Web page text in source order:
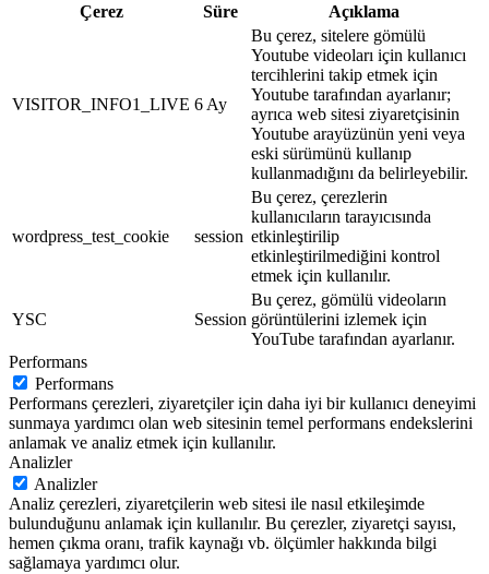
Çerez
Süre Açıklama
VISITOR_INFO1_LIVE 6 Ay
Bu çerez, sitelere gömülü
Youtube videoları için kullanıcı
tercihlerini takip etmek için
Youtube tarafından ayarlanır;
ayrıca web sitesi ziyaretçisinin
Youtube arayüzünün yeni veya
eski sürümünü kullanıp
kullanmadığını da belirleyebilir.
wordpress_test_cookie session
Bu çerez, çerezlerin
kullanıcıların tarayıcısında
etkinleştirilip
etkinleştirilmediğini kontrol
etmek için kullanılır.
YSC Session
Bu çerez, gömülü videoların
görüntülerini izlemek için
YouTube tarafından ayarlanır.
Performans
Performans
Performans çerezleri, ziyaretçiler için daha iyi bir kullanıcı deneyimi
sunmaya yardımcı olan web sitesinin temel performans endekslerini
anlamak ve analiz etmek için kullanılır.
Analizler
Analizler
Analiz çerezleri, ziyaretçilerin web sitesi ile nasıl etkileşimde
bulunduğunu anlamak için kullanılır. Bu çerezler, ziyaretçi sayısı,
hemen çıkma oranı, trafik kaynağı vb. ölçümler hakkında bilgi
sağlamaya yardımcı olur.